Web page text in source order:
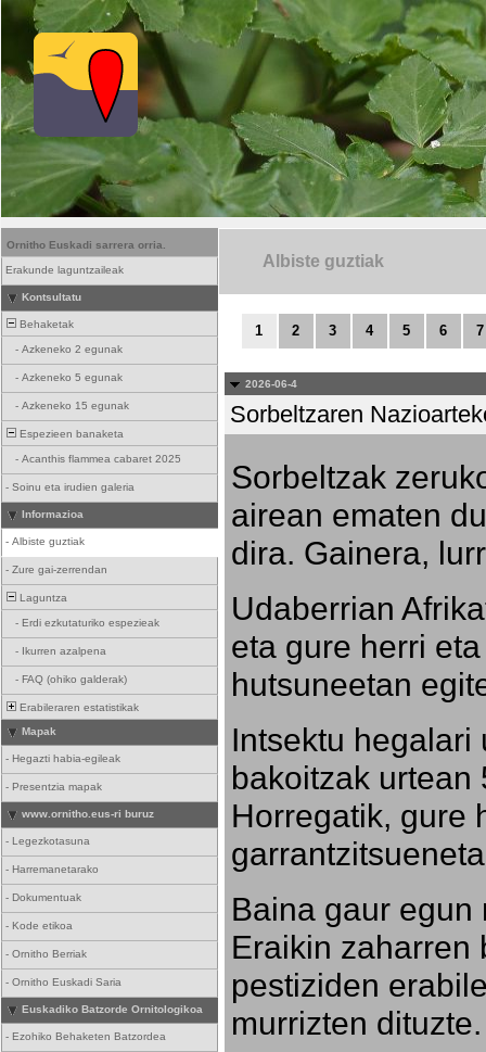
Ornitho Euskadi sarrera orria.
Erakunde laguntzaileak
Kontsultatu
Behaketak
- Azkeneko 2 egunak
- Azkeneko 5 egunak
- Azkeneko 15 egunak
Espezieen banaketa
- Acanthis flammea cabaret 2025
- Soinu eta irudien galeria
Informazioa
- Albiste guztiak
- Zure gai-zerrendan
Laguntza
- Erdi ezkutaturiko espezieak
- Ikurren azalpena
- FAQ (ohiko galderak)
Erabileraren estatistikak
Mapak
- Hegazti habia-egileak
- Presentzia mapak
www.ornitho.eus-ri buruz
- Legezkotasuna
- Harremanetarako
- Dokumentuak
- Kode etikoa
- Ornitho Berriak
- Ornitho Euskadi Saria
Euskadiko Batzorde Ornitologikoa
- Ezohiko Behaketen Batzordea
Albiste guztiak
1 2 3 4 5 6 7
2026-06-4
Sorbeltzaren
Sorbeltzak
airean ematen
dira. Gainera,
Udaberrian
eta gure herri
hutsuneetan
Intsektu hegalari
bakoitzak urtean
Horregatik, gure
Baina gaur egun
Eraikin zaharren
pestiziden
murrizten dituzte.